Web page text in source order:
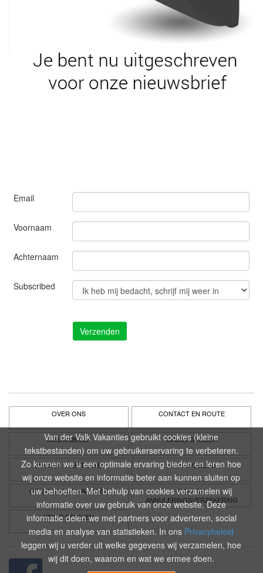
Van der Valk Vakanties gebruikt cookies (kleine
tekstbestanden) om uw gebruikerservaring te verbeteren.
Zo kunnen we u een optimale ervaring bieden en leren hoe
wij onze website en informatie beter aan kunnen sluiten op
uw behoeften. Met behulp van cookies verzamelen wij
informatie over uw gebruik van onze website. Deze
informatie delen we met partners voor adverteren, social
media en analyse van statistieken. In ons Privacybeleid
leggen wij u verder uit welke gegevens wij verzamelen, hoe
wij dit doen, waarom en wat we ermee doen.
Email
Voornaam
Achternaam
Subscribed
OVER ONS CONTACT EN ROUTE
NIEUWSBRIEF GROEPSREIZEN
VAN DER VALK TOURS PRIVACYBELEID
GROEPSVOORWAARDEN
REIS- EN
ANNULERINGSVERZEKERING
VEILIG BETALEN